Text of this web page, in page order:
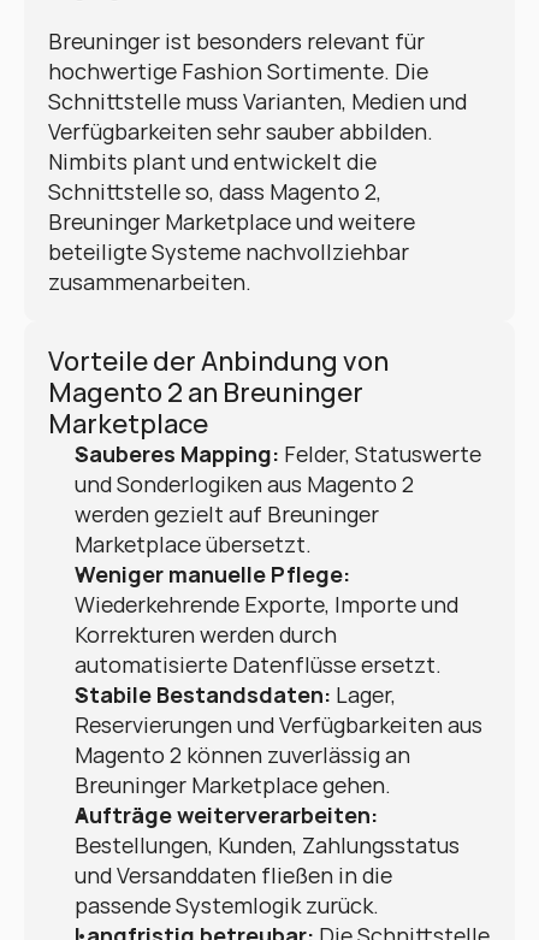
Breuninger ist besonders relevant für
hochwertige Fashion Sortimente. Die
Schnittstelle muss Varianten, Medien und
Verfügbarkeiten sehr sauber abbilden.
Nimbits plant und entwickelt die
Schnittstelle so, dass Magento 2,
Breuninger Marketplace und weitere
beteiligte Systeme nachvollziehbar
zusammenarbeiten.
Vorteile der Anbindung von
Magento 2 an Breuninger
Marketplace
Sauberes Mapping: Felder, Statuswerte
und Sonderlogiken aus Magento 2
werden gezielt auf Breuninger
Marketplace übersetzt.
Weniger manuelle Pflege:
Wiederkehrende Exporte, Importe und
Korrekturen werden durch
automatisierte Datenflüsse ersetzt.
Stabile Bestandsdaten: Lager,
Reservierungen und Verfügbarkeiten aus
Magento 2 können zuverlässig an
Breuninger Marketplace gehen.
Aufträge weiterverarbeiten:
Bestellungen, Kunden, Zahlungsstatus
und Versanddaten fließen in die
passende Systemlogik zurück.